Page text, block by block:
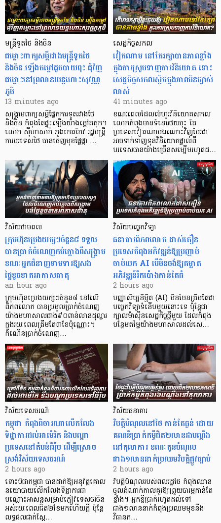
មន្ត្រីទូតថៃ និងចិន
ជម្លោះពាក្យសម្តីរវាងមន្ត្រីទូតថៃ
និងចិន ឡើងកម្ដៅដូចបាយពុះ ជុំវិញ
ជម្លោះនៅព្រលានយន្តហោះសុវណ្ណ
ភូមិ
13 minutes ago
សង្គ្រាមពាក្យសម្តីផ្នែកការទូតរវាងថៃ
និងចិន កំពុងតែផ្ទុះឡើងយ៉ាងក្តៅគគុក។
លោក ស៊ីហាសាក់ ភួងកេតកែវ រដ្ឋមន្ត្រី
ការបរទេសថៃ បានចេញមុខផ្លែផ្កា …
សេដ្ឋកិច្ចសកល
វៀតណាម នៅតែរក្សាបានភាពខ្លាំង
ក្នុងការស្រូបទាញការវិនិយោគ​ ទោះ
សេដ្ឋកិច្ចសកលស្ថិតក្នុងភាពមិនច្បាស់
លាស់
41 minutes ago
ខណៈពេលដែលលំហូរវិនិយោគសកល
លោកកំពុងមានទំនោរថយចុះ តែ
ប្រទេសវៀតណាមឯណោះវិញបែរជា
អាចទាក់ទាញទុនវិនិយោគផ្ទាល់ពី
បរទេសបានយ៉ាងច្រើនសម្បើមរហូតដ…
វិស័យថាមពល
ក្រុមហ៊ុនប្រេងយក្សៗចំនួន៨ ទទួល
បានប្រាក់ចំណេញកប់ក្តោងពីសង្គ្រាម
ខណៈអ្នកជំនាញទាមទារឱ្យសង
ថ្លៃខូចខាតអាកាសធាតុ
an hour ago
ក្រុមហ៊ុនប្រេងយក្សៗចំនួន៨ នៅលើ
ពិភពលោក បានប្រមូលប្រាក់ចំណេញ
យ៉ាងមហាសាលជាង៩០ពាន់លានដុល្លារ
ក្នុងរយៈពេលត្រឹមតែ៣ខែប៉ុណ្ណោះ។
កំណើនប្រាក់ចំណេញ…
វិស័យបច្ចេកវិទ្យា
ធនាគារពិភពលោក ដាស់តឿន
ប្រទេសកំពុងអភិវឌ្ឍន៍ឱ្យប្រញាប់
ចាប់យក AI បើមិនចង់ឱ្យគម្លាត
អភិវឌ្ឍន៍រីកប៉ោងកាន់តែធំ
2 hours ago
បញ្ញាសិប្បនិម្មិត (AI) មិនមែនត្រឹមតែជា
បច្ចេកវិទ្យាទំនើបមួយនោះទេ ប៉ុន្តែជា
ក្បាលម៉ាស៊ីនសេដ្ឋកិច្ចថ្មីមួយ ដែលកំពុង
បន្ថែមតម្លៃយ៉ាងមហាសាលដល់សេ…
វិស័យទេសចរណ៍
កម្ពុជា កំពុងពិចារណាលើកលែង
ទិដ្ឋាការដល់អាម៉េរិក និងបណ្តា
ប្រទេសនៅតំបន់អឺរ៉ុប ដើម្បីស្រោច
ស្រង់វិស័យទេសចរណ៍
2 hours ago
ទោះបីជាកម្ពុជា បានដាក់ឱ្យអនុវត្តគោល
នយោបាយលើកលែងទិដ្ឋាការជា
បណ្ដោះអាសន្នសម្រាប់ភ្ញៀវទេសចរចិន
អស់រយៈពេលជិត២ខែមកហើយក្ដី ប៉ុន្តែ
លទ្ធផលជាក់ស្ដែ…
វិស័យធនាគារ
វិបត្តិបំណុល​នៅថៃ កាន់តែធ្ងន់ ដោយ
គណនីប្រាក់កម្ចីជិត២លានរងបណ្តឹង
នៅតុលាការ ខណៈកូនបំណុល
ជាង១លាននាក់ប្រឈមវិបត្តិផ្លូវច្បាប់
2 hours ago
វិបត្តិបំណុលរបស់ពលរដ្ឋថៃ កំពុងឈាន
ចូលដំណាក់កាលគួរឱ្យព្រួយបារម្ភកាន់តែ
ខ្លាំង។ អ្នកខ្ចីប្រាក់​រហូតដល់​ទៅ
ជាង១លាននាក់កំពុងប្រឈមមុខនឹង
វិធានក…